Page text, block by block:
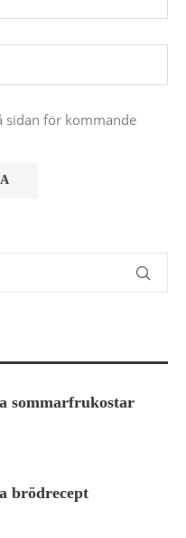
sidan för kommande
sommarfrukostar
brödrecept